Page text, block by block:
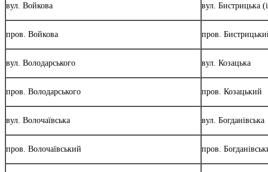
вул. Войкова вул. Бистрицька
пров. Войкова пров.
вул. Володарського вул. Козацька
пров. Володарського пров. Козацький
вул. Волочаївська вул. Богданівська
пров. Волочаївський пров.